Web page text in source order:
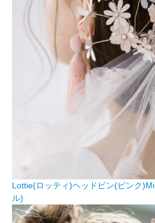
Lottie(ロッティ)ヘッドピン(ピンク
ル)